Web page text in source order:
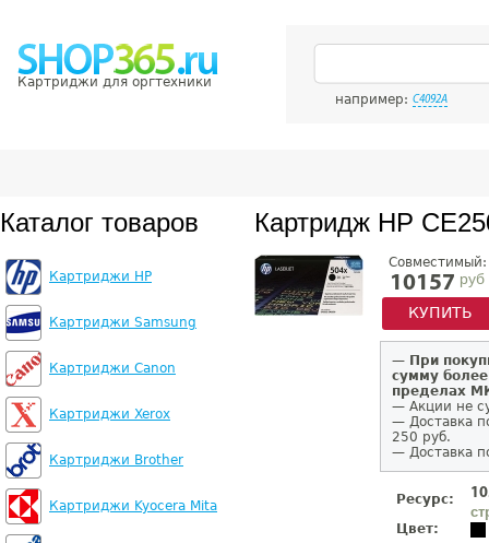
Картриджи для оргтехники
например: C4092A
Каталог товаров
Картриджи HP
Картриджи Samsung
Картриджи Canon
Картриджи Xerox
Картриджи Brother
Картриджи Kyocera Mita
Картридж HP
Совместимый:
10157 руб
КУПИТЬ
— При
сумму
пределах
— Акции не
— Доставка
250 руб.
— Доставка
Ресурс:
Цвет: